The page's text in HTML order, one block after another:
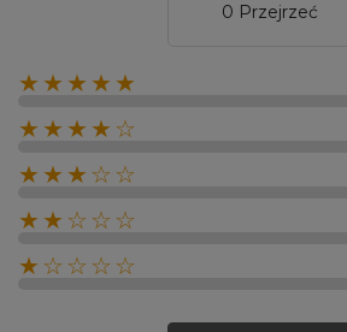
0 Przejrzeć
★★★★★
★★★★☆
★★★☆☆
★★☆☆☆
★☆☆☆☆